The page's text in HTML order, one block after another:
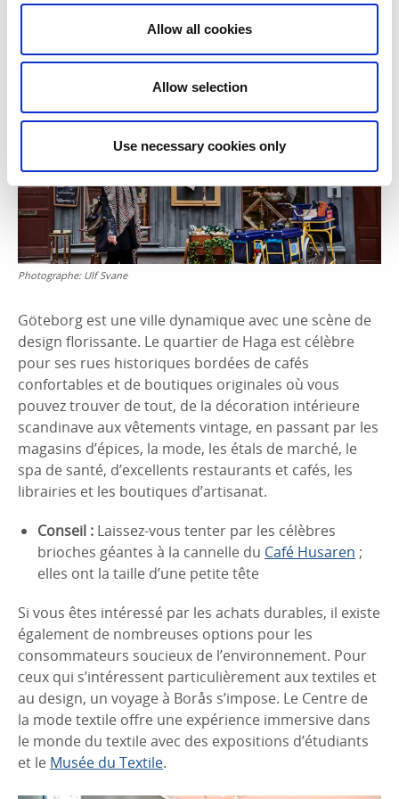
Allow all cookies
Allow selection
Use necessary cookies only
4. Göteborg, ville moderne : un centre de
design, de durabilité et de créativité
Photographe: Ulf Svane
Göteborg est une ville dynamique avec une scène de
design florissante. Le quartier de Haga est célèbre
pour ses rues historiques bordées de cafés
confortables et de boutiques originales où vous
pouvez trouver de tout, de la décoration intérieure
scandinave aux vêtements vintage, en passant par les
magasins d’épices, la mode, les étals de marché, le
spa de santé, d’excellents restaurants et cafés, les
librairies et les boutiques d’artisanat.
Conseil : Laissez-vous tenter par les célèbres
brioches géantes à la cannelle du Café Husaren ;
elles ont la taille d’une petite tête
Si vous êtes intéressé par les achats durables, il existe
également de nombreuses options pour les
consommateurs soucieux de l’environnement. Pour
ceux qui s’intéressent particulièrement aux textiles et
au design, un voyage à Borås s’impose. Le Centre de
la mode textile offre une expérience immersive dans
le monde du textile avec des expositions d’étudiants
et le Musée du Textile.